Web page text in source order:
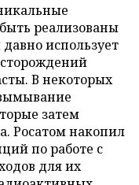
реализованы
использует
В некоторых
затем
Росатом накопил
по работе с
для их